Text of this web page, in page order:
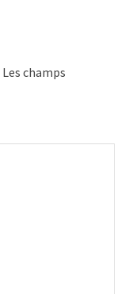
Les champs